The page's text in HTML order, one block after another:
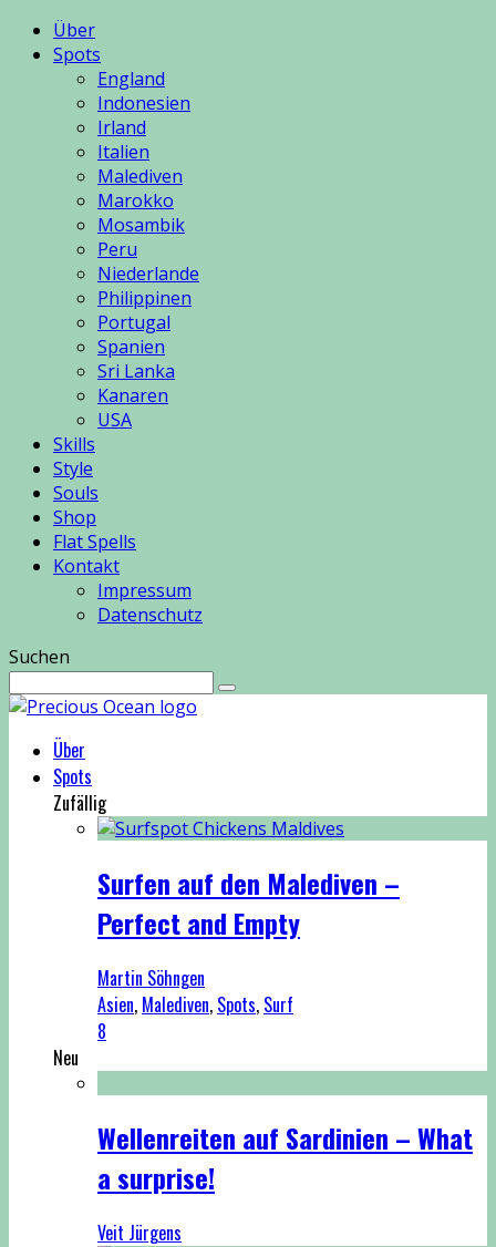
Über
Spots
England
Indonesien
Irland
Italien
Malediven
Marokko
Mosambik
Peru
Niederlande
Philippinen
Portugal
Spanien
Sri Lanka
Kanaren
USA
Skills
Style
Souls
Shop
Flat Spells
Kontakt
Impressum
Datenschutz
Suchen
Über
Spots
Zufällig
Surfen auf den Malediven –
Perfect and Empty
Martin Söhngen
Asien, Malediven, Spots, Surf
8
Neu
Wellenreiten auf Sardinien – What
a surprise!
Veit Jürgens